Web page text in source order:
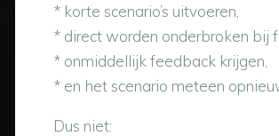
* korte scenario’s uitvoeren,
* direct worden onderbroken bij
* onmiddellijk feedback krijgen,
* en het scenario meteen
Dus niet: